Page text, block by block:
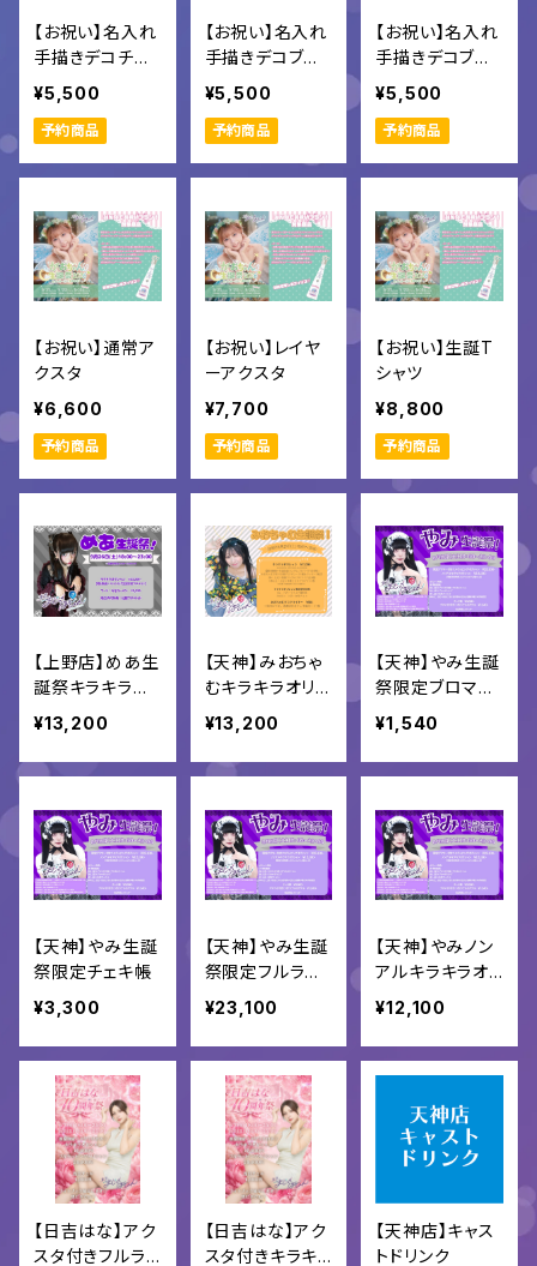
【お祝い】名入れ
手描きデコチェ
キ帳B
¥5,500
予約商品
【お祝い】名入れ
手描きデコブロ
マイド帳A
¥5,500
予約商品
【お祝い】名入れ
手描きデコブロ
マイド帳B
¥5,500
予約商品
【お祝い】通常ア
クスタ
¥6,600
予約商品
【お祝い】レイヤ
ーアクスタ
¥7,700
予約商品
【お祝い】生誕T
シャツ
¥8,800
予約商品
【上野店】めあ生
誕祭キラキラオ
リシャン
¥13,200
【天神】みおちゃ
むキラキラオリシ
ャン
¥13,200
【天神】やみ生誕
祭限定ブロマイ
ド付きオリカク
¥1,540
【天神】やみ生誕
祭限定チェキ帳
¥3,300
【天神】やみ生誕
祭限定フルラッ
ピングオリシャン
¥23,100
【天神】やみノン
アルキラキラオリ
シャン
¥12,100
【日吉はな】アク
スタ付きフルラッ
【日吉はな】アク
スタ付きキラキ
【天神店】キャス
トドリンク